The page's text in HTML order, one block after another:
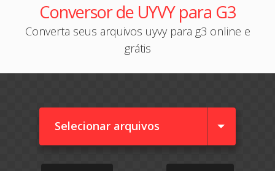
Conversor de UYVY para G3
Converta seus arquivos uyvy para g3 online e
grátis
Selecionar arquivos